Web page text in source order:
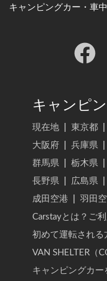
キャンピングカー・車
キャンピ
現在地 東京都
大阪府
兵庫県
群馬県
栃木県
長野県
広島県
成田空港
羽田
Carstayとは？ご
初めて運転される
VAN SHELTER（
キャンピングカー